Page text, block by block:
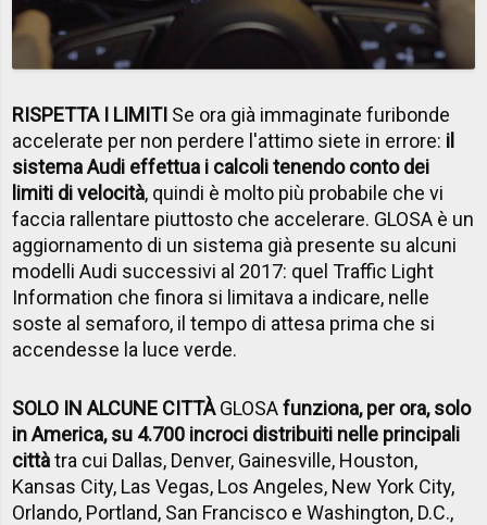
RISPETTA I LIMITI Se ora già immaginate furibonde
accelerate per non perdere l'attimo siete in errore: il
sistema Audi effettua i calcoli tenendo conto dei
limiti di velocità, quindi è molto più probabile che vi
faccia rallentare piuttosto che accelerare. GLOSA è un
aggiornamento di un sistema già presente su alcuni
modelli Audi successivi al 2017: quel Traffic Light
Information che finora si limitava a indicare, nelle
soste al semaforo, il tempo di attesa prima che si
accendesse la luce verde.
SOLO IN ALCUNE CITTÀGLOSAfunziona, per ora, solo
in America, su 4.700 incroci distribuiti nelle principali
cittàtra cui Dallas, Denver, Gainesville, Houston,
Kansas City, Las Vegas, Los Angeles, New York City,
Orlando, Portland, San Francisco e Washington, D.C.,